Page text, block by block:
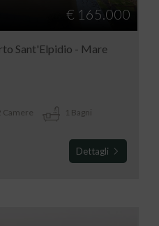
€ 165.000
Sant'Elpidio - Mare
Camere 1 Bagni
Dettagli